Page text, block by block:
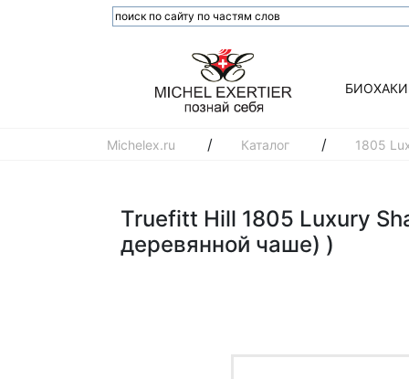
Michelex.ru / Каталог / 1805
Truefitt Hill 1805 Luxury
деревянной чаше) )